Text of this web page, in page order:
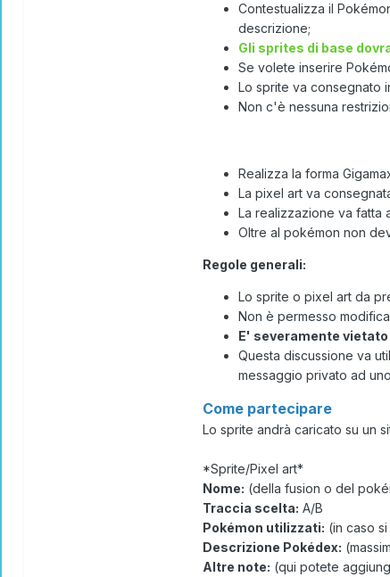
Contestualizza il
descrizione;
Gli sprites di base
Se volete inserire
Lo sprite va consegnato
Non c'è nessuna
Realizza la forma
La pixel art va
La realizzazione va fatta
Oltre al pokémon non
Regole generali:
Lo sprite o pixel art da
Non è permesso
E' severamente
Questa discussione va
messaggio privato ad
Come partecipare
Lo sprite andrà caricato su un
*Sprite/Pixel art*
Nome: (della fusion o del
Traccia scelta: A/B
Pokémon utilizzati: (in caso
Descrizione Pokédex:
Altre note: (qui potete